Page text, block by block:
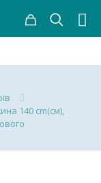
140 cm(см),